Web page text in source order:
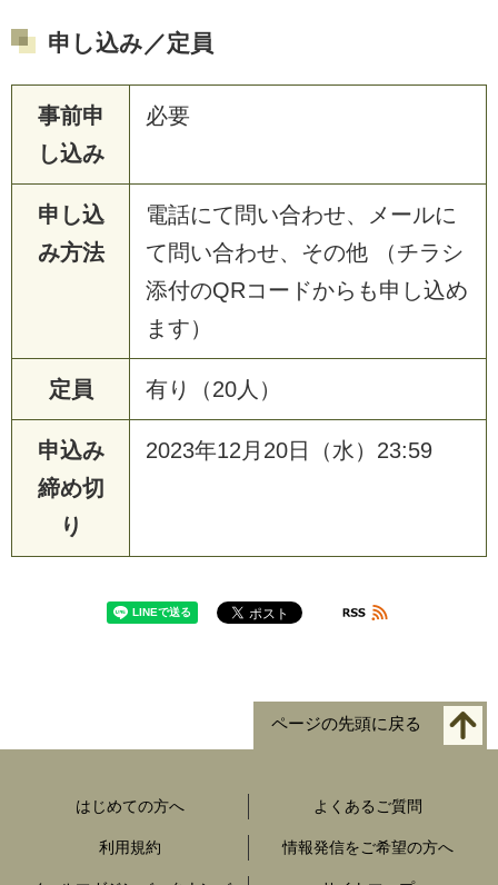
申し込み／定員
事前申
し込み
必要
申し込
み方法
電話にて問い合わせ、メールに
て問い合わせ、その他 （チラシ
添付のQRコードからも申し込め
ます）
定員 有り（20人）
申込み
締め切
り
2023年12月20日（水）23:59
ページの先頭に戻る
はじめての方へ よくあるご質問
利用規約 情報発信をご希望の方へ